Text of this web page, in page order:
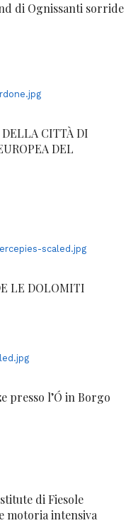
di Ognissanti sorride
DELLA CITTÀ DI
DEL
LE DOLOMITI
presso l’Ó in Borgo
di Fiesole
motoria intensiva